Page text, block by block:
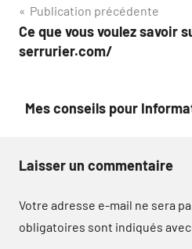
Navigation
de
Publication précédente
Ce que vous voulez
serrurier.com/
Mes conseils pour
Laisser un commentaire
Votre adresse e-mail ne sera
obligatoires sont indiqués avec